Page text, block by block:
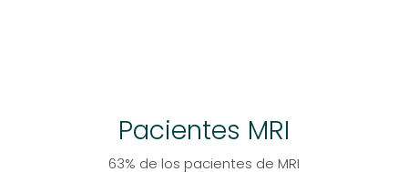
Pacientes MRI
63% de los pacientes de MRI